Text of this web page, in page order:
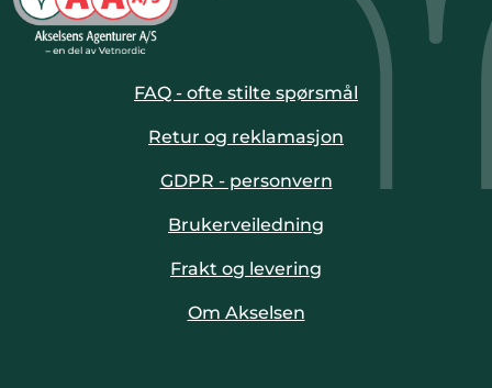
FAQ - ofte stilte spørsmål
Retur og reklamasjon
GDPR - personvern
Brukerveiledning
Frakt og levering
Om Akselsen